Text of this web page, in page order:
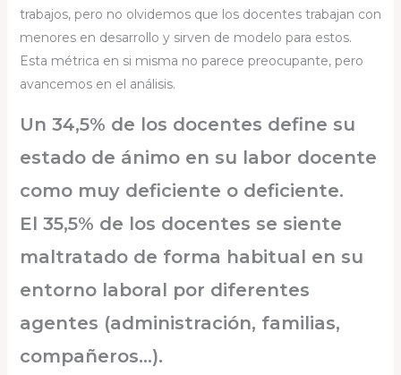
trabajos, pero no olvidemos que los docentes trabajan con
menores en desarrollo y sirven de modelo para estos.
Esta métrica en si misma no parece preocupante, pero
avancemos en el análisis.
Un 34,5% de los docentes define su
estado de ánimo en su labor docente
como muy deficiente o deficiente.
El 35,5% de los docentes se siente
maltratado de forma habitual en su
entorno laboral por diferentes
agentes (administración, familias,
compañeros…).